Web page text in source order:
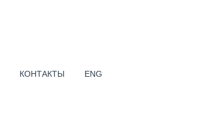
КОНТАКТЫ ENG